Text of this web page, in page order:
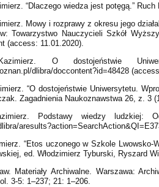
“Dlaczego wiedza jest potęgą.”
Mowy i rozprawy z okresu jego
Towarzystwo Nauczycieli Szkół
(access: 11.01.2020).
O dostojeństwie
dlibra/doccontent?id=48428
“O dostojeństwie Uniwersytetu.
Zagadnienia Naukoznawstwa 26, z. 3
Podstawy wiedzy ludzkiej:
“Etos uczonego w Szkole
ed. Włodzimierz Tyburski, Ryszard
Materiały Archiwalne. Warszawa:
3-5: 1–237; 21: 1–206.